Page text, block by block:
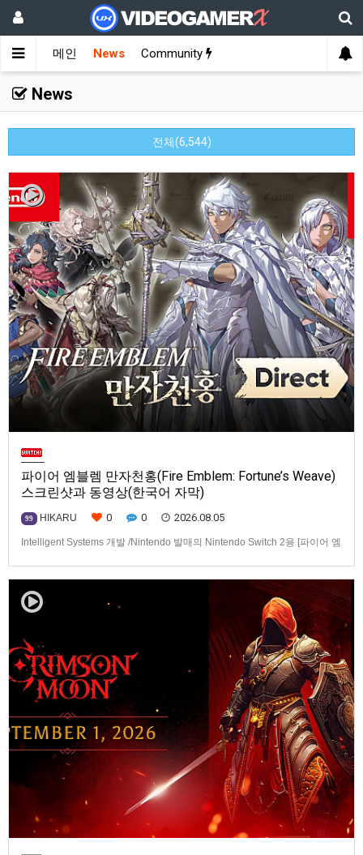
메인 News Community
News
전체(6,544)
파이어 엠블렘 만자천홍(Fire Emblem: Fortune’s Weave)
스크린샷과 동영상(한국어 자막)
99 HIKARU 0 0 2026.08.05
Intelligent Systems 개발 /Nintendo 발매의 Nintendo Switch 2용 [파이어 엠